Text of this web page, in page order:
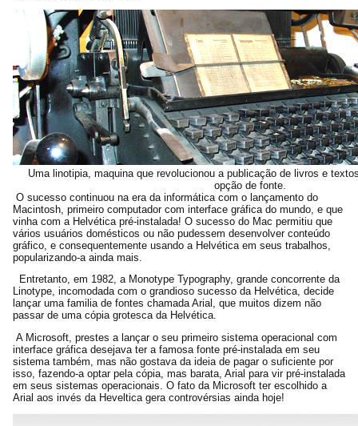
Uma linotipia, maquina que revolucionou a publicação de livros e
opção de fonte.
O sucesso continuou na era da informática com o lançamento do
Macintosh, primeiro computador com interface gráfica do mundo, e que
vinha com a Helvética pré-instalada! O sucesso do Mac permitiu que
vários usuários domésticos ou não pudessem desenvolver conteúdo
gráfico, e consequentemente usando a Helvética em seus trabalhos,
popularizando-a ainda mais.
Entretanto, em 1982, a Monotype Typography, grande concorrente da
Linotype, incomodada com o grandioso sucesso da Helvética, decide
lançar uma familia de fontes chamada Arial, que muitos dizem não
passar de uma cópia grotesca da Helvética.
A Microsoft, prestes a lançar o seu primeiro sistema operacional com
interface gráfica desejava ter a famosa fonte pré-instalada em seu
sistema também, mas não gostava da ideia de pagar o suficiente por
isso, fazendo-a optar pela cópia, mas barata, Arial para vir pré-instalada
em seus sistemas operacionais. O fato da Microsoft ter escolhido a
Arial aos invés da Heveltica gera controvérsias ainda hoje!